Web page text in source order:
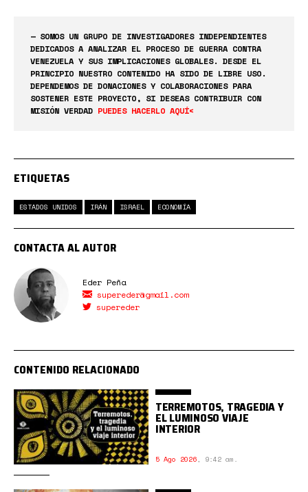
— SOMOS UN GRUPO DE INVESTIGADORES INDEPENDIENTES
DEDICADOS A ANALIZAR EL PROCESO DE GUERRA CONTRA
VENEZUELA Y SUS IMPLICACIONES GLOBALES. DESDE EL
PRINCIPIO NUESTRO CONTENIDO HA SIDO DE LIBRE USO.
DEPENDEMOS DE DONACIONES Y COLABORACIONES PARA
SOSTENER ESTE PROYECTO, SI DESEAS CONTRIBUIR CON
MISIÓN VERDAD PUEDES HACERLO AQUÍ<
ETIQUETAS
ESTADOS UNIDOS IRÁN ISRAEL ECONOMÍA
CONTACTA AL AUTOR
Eder Peña
supereder@gmail.com
supereder
CONTENIDO RELACIONADO
TERREMOTOS, TRAGEDIA Y
EL LUMINOSO VIAJE
INTERIOR
5 Ago 2026, 9:42 am.